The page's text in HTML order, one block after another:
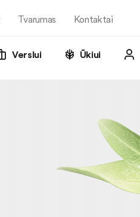
Tvarumas Kontaktai
Verslui Ūkiui